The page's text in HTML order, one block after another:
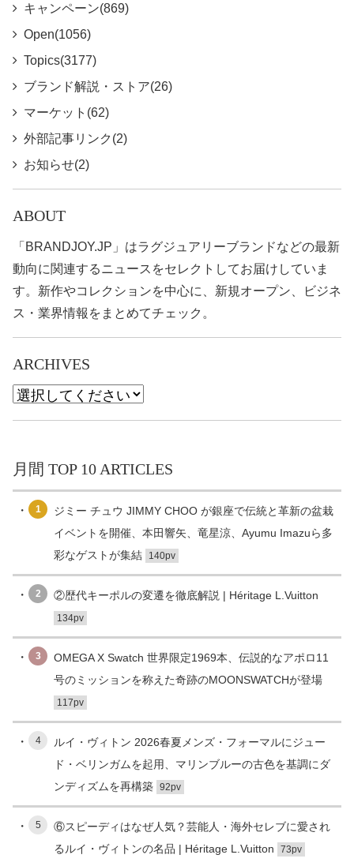
キャンペーン(869)
Open(1056)
Topics(3177)
ブランド解説・ストア(26)
マーケット(62)
外部記事リンク(2)
お知らせ(2)
ABOUT
「BRANDJOY.JP」はラグジュアリーブランドなどの最新
動向に関連するニュースをセレクトしてお届けしていま
す。新作やコレクションを中心に、新規オープン、ビジネ
ス・業界情報をまとめてチェック。
ARCHIVES
月間 TOP 10 ARTICLES
1
ジミー チュウ JIMMY CHOO が銀座で伝統と革新の盆栽
イベントを開催、本田響矢、竜星涼、Ayumu Imazuら多
彩なゲストが集結
140pv
2 ②歴代キーポルの変遷を徹底解説 | Héritage L.Vuitton
134pv
3
OMEGA X Swatch 世界限定1969本、伝説的なアポロ11
号のミッションを称えた奇跡のMOONSWATCHが登場
117pv
4
ルイ・ヴィトン 2026春夏メンズ・フォーマルにジュー
ド・ベリンガムを起用、マリンブルーの古色を基調にダ
ンディズムを再構築 92pv
5
⑥スピーディはなぜ人気？芸能人・海外セレブに愛され
るルイ・ヴィトンの名品 | Héritage L.Vuitton
73pv